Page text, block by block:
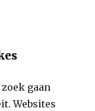
gaan
Websites